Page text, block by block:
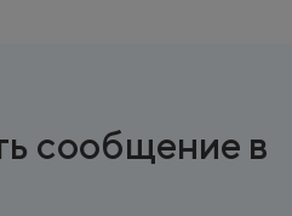
сообщение в